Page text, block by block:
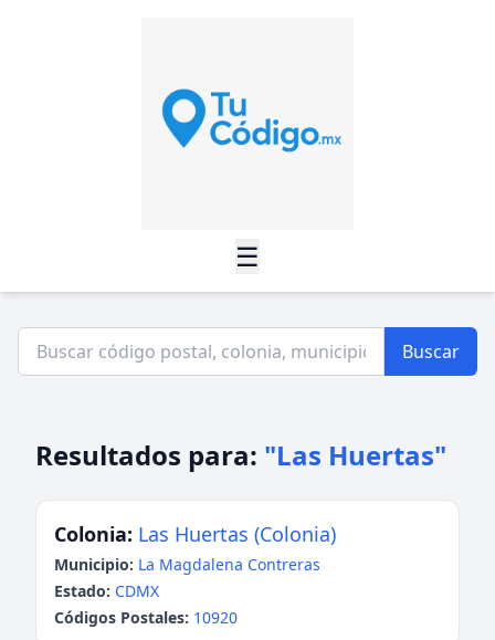
☰
Buscar
Resultados para: "Las Huertas"
Colonia: Las Huertas (Colonia)
Municipio: La Magdalena Contreras
Estado: CDMX
Códigos Postales: 10920